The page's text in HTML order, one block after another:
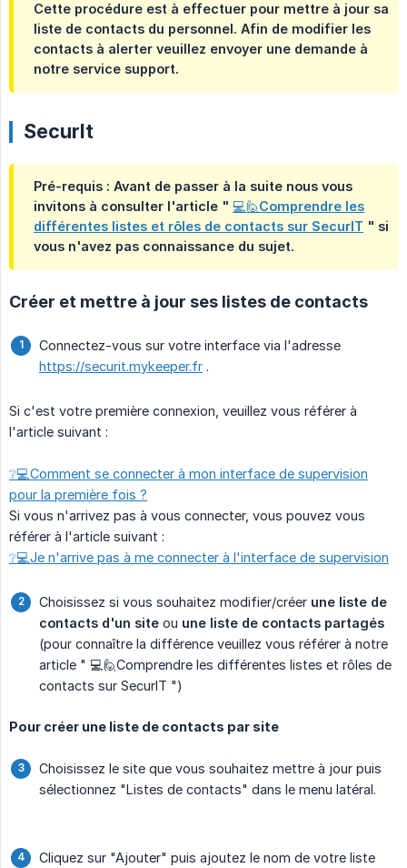
Cette procédure est à effectuer pour mettre à jour sa
liste de contacts du personnel. Afin de modifier les
contacts à alerter veuillez envoyer une demande à
notre service support.
SecurIt
Pré-requis : Avant de passer à la suite nous vous
invitons à consulter l'article " 💻🙋Comprendre les
différentes listes et rôles de contacts sur SecurIT " si
vous n'avez pas connaissance du sujet.
Créer et mettre à jour ses listes de contacts
Connectez-vous sur votre interface via l'adresse
https://securit.mykeeper.fr .
Si c'est votre première connexion, veuillez vous référer à
l'article suivant :
❔💻Comment se connecter à mon interface de supervision
pour la première fois ?
Si vous n'arrivez pas à vous connecter, vous pouvez vous
référer à l'article suivant :
❔💻Je n'arrive pas à me connecter à l'interface de supervision
Choisissez si vous souhaitez modifier/créer une liste de
contacts d'un site ou une liste de contacts partagés
(pour connaître la différence veuillez vous référer à notre
article " 💻🙋Comprendre les différentes listes et rôles de
contacts sur SecurIT ")
Pour créer une liste de contacts par site
Choisissez le site que vous souhaitez mettre à jour puis
sélectionnez "Listes de contacts" dans le menu latéral.
Cliquez sur "Ajouter" puis ajoutez le nom de votre liste